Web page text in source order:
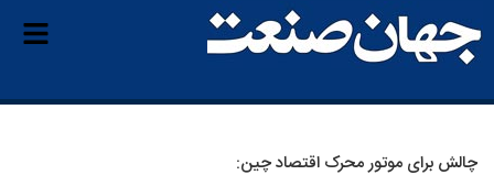
چالش برای موتور محرک اقتصاد چین: